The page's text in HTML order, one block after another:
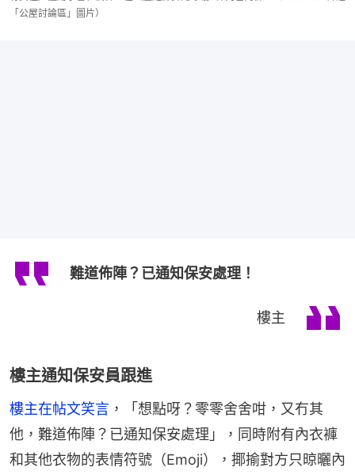
「公屋討論區」圖片）
難道佈陣？已通知保安處理！
樓主
樓主通知保安員跟進
樓主在帖文笑言 ，「想點呀？零零舍舍咁，又冇其
他，難道佈陣？已通知保安處理」，同時附有內衣褲
和其他衣物的表情符號（Emoji），揶揄對方只晾曬內